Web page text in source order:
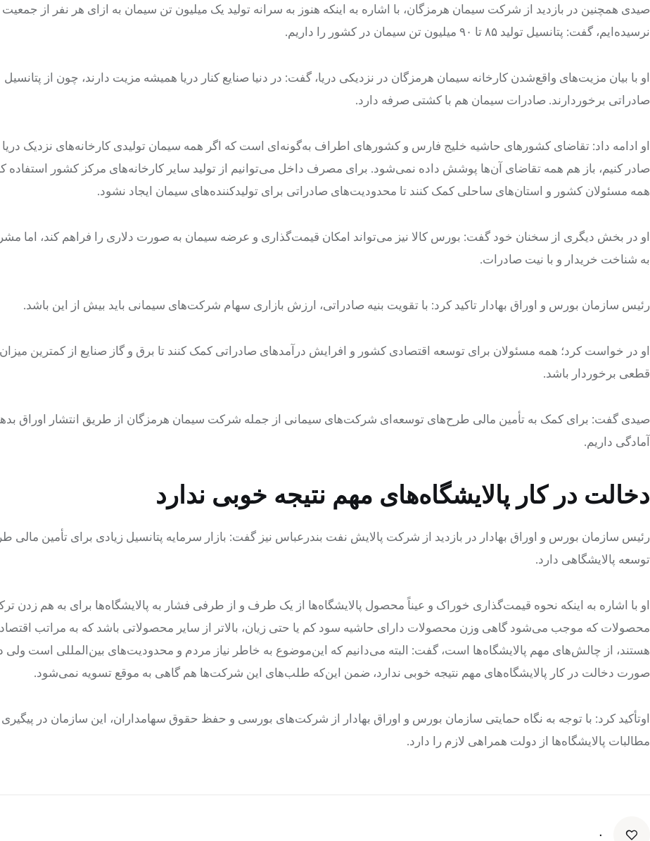
صیدی همچنین در بازدید از شرکت سیمان هرمزگان، با اشاره به اینکه هنوز به سرانه تولید یک میلیون تن سیمان به ازای هر نفر از
نرسیده‌ایم، گفت: پتانسیل تولید ۸۵ تا ۹۰ میلیون تن سیمان در کشور را داریم.
او با بیان مزیت‌های واقع‌شدن کارخانه سیمان هرمزگان در نزدیکی دریا، گفت: در دنیا صنایع کنار دریا همیشه مزیت دارند، چون از پتانسیل
صادراتی برخوردارند. صادرات سیمان هم با کشتی صرفه دارد.
او ادامه داد: تقاضای کشورهای حاشیه خلیج فارس و کشورهای اطراف به‌گونه‌ای است که اگر همه سیمان تولیدی کارخانه‌های نزدیک دریا
صادر کنیم، باز هم همه تقاضای آن‌ها پوشش داده نمی‌شود. برای مصرف داخل می‌توانیم از تولید سایر کارخانه‌های مرکز کشور استفاده
همه مسئولان کشور و استان‌های ساحلی کمک کنند تا محدودیت‌های صادراتی برای تولیدکننده‌های سیمان ایجاد نشود.
او در بخش دیگری از سخنان خود گفت: بورس کالا نیز می‌تواند امکان قیمت‌گذاری و عرضه سیمان به صورت دلاری را فراهم کند، اما
به شناخت خریدار و با نیت صادرات.
رئیس سازمان بورس و اوراق بهادار تاکید کرد: با تقویت بنیه صادراتی، ارزش بازاری سهام شرکت‌های سیمانی باید بیش از این باشد.
او در خواست کرد؛ همه مسئولان برای توسعه اقتصادی کشور و افرایش درآمدهای صادراتی کمک کنند تا برق و گاز صنایع از کمترین میزان
قطعی برخوردار باشد.
صیدی گفت: برای کمک به تأمین مالی طرح‌های توسعه‌ای شرکت‌های سیمانی از جمله شرکت سیمان هرمزگان از طریق انتشار اوراق
آمادگی داریم.
دخالت در کار پالایشگاه‌های مهم نتیجه‌ خوبی ندارد
رئیس سازمان بورس و اوراق بهادار در بازدید از شرکت پالایش نفت بندرعباس نیز گفت: بازار سرمایه پتانسیل زیادی برای تأمین مالی
توسعه پالایشگاهی دارد.
او با اشاره به اینکه نحوه قیمت‌گذاری خوراک و عیناً محصول پالایشگاه‌ها از یک طرف و از طرفی فشار به پالایشگاه‌ها برای به هم زدن
محصولات که موجب می‌شود گاهی وزن محصولات دارای حاشیه‌ سود کم یا حتی زیان، بالاتر از سایر محصولاتی باشد که به مراتب
هستند، از چالش‌های مهم پالایشگاه‌ها است، گفت: البته می‌دانیم که این‌موضوع به خاطر نیاز مردم و محدودیت‌های بین‌المللی است ولی
صورت دخالت در کار پالایشگاه‌های مهم نتیجه‌ خوبی ندارد، ضمن این‌که طلب‌های این شرکت‌ها هم گاهی به موقع تسویه نمی‌شود.
اوتأکید کرد: با توجه به نگاه حمایتی سازمان بورس و اوراق بهادار از شرکت‌های بورسی و حفظ حقوق سهامداران، این سازمان در پیگیری
مطالبات پالایشگاه‌ها از دولت همراهی لازم را دارد.
۰